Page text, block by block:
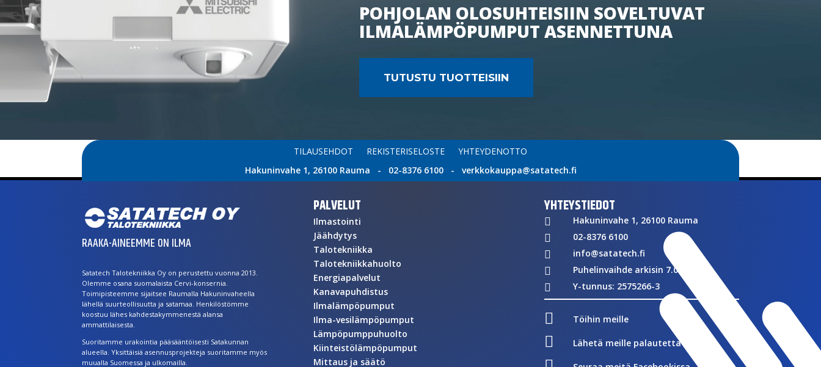
POHJOLAN OLOSUHTEISIIN SOVELTUVAT
ILMALÄMPÖPUMPUT ASENNETTUNA
TUTUSTU TUOTTEISIIN
TILAUSEHDOT REKISTERISELOSTE
YHTEYDENOTTO
Hakuninvahe 1, 26100 Rauma - 02-8376 6100 - verkkokauppa@satatech.fi
RAAKA-AINEEMME ON ILMA
Satatech Talotekniikka Oy on perustettu vuonna 2013.
Olemme osana suomalaista Cervi-konsernia.
Toimipisteemme sijaitsee Raumalla Hakuninvaheella
lähellä suurteollisuutta ja satamaa. Henkilöstömme
koostuu lähes kahdestakymmenestä alansa
ammattilaisesta.
Suoritamme urakointia pääsääntöisesti Satakunnan
alueella. Yksittäisiä asennusprojekteja suoritamme myös
muualla Suomessa ja ulkomailla.
PALVELUT
Ilmastointi
Jäähdytys
Talotekniikka
Talotekniikkahuolto
Energiapalvelut
Kanavapuhdistus
Ilmalämpöpumput
Ilma-vesilämpöpumput
Lämpöpumppuhuolto
Kiinteistölämpöpumput
Mittaus ja säätö
YHTEYSTIEDOT
 Hakuninvahe 1, 26100 Rauma
 02-8376 6100
 info@satatech.fi
 Puhelinvaihde arkisin 7.00-16.00
 Y-tunnus: 2575266-3
 Töihin meille
 Lähetä meille palautetta